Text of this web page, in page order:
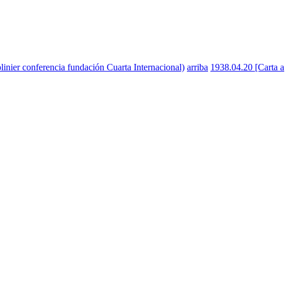
conferencia fundación Cuarta Internacional) arriba 1938.04.20 [Carta a